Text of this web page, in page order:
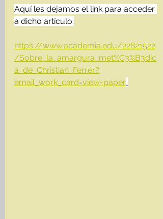
Aquí les dejamos el link para acceder
a dicho artículo:
https://www.academia.edu/22821522
/Sobre_la_amargura_met%C3%B3dic
a_de_Christian_Ferrer?
email_work_card=view-paper